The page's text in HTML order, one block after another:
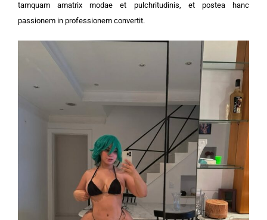
tamquam amatrix modae et pulchritudinis, et postea hanc
passionem in professionem convertit.